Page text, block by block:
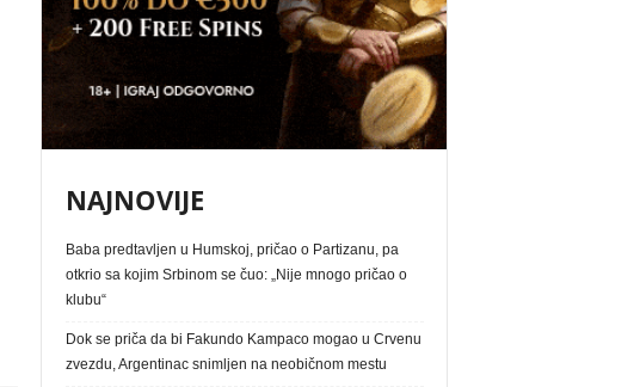
NAJNOVIJE
Baba predtavljen u Humskoj, pričao o Partizanu, pa
otkrio sa kojim Srbinom se čuo: „Nije mnogo pričao o
klubu“
Dok se priča da bi Fakundo Kampaco mogao u Crvenu
zvezdu, Argentinac snimljen na neobičnom mestu